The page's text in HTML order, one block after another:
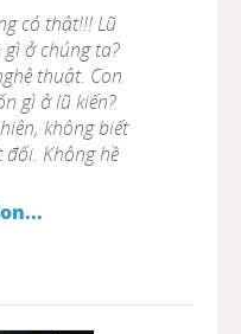
có thật!!! Lũ
ở chúng ta?
thuật. Con
gì ở lũ kiến?
không biết
Không hề